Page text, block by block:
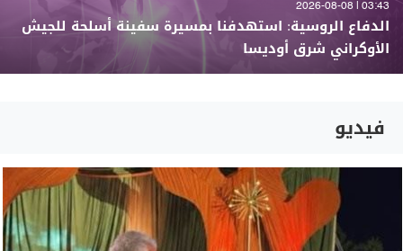
03:43 | 2026-08-08
الدفاع الروسية: استهدفنا بمسيرة سفينة أسلحة للجيش
الأوكراني شرق أوديسا
فيديو